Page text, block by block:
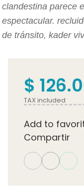
clandestina parece
espectacular.
de tránsito, kader
$
TAX included
Add to
Compartir